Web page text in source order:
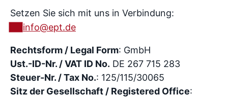
Setzen Sie sich mit uns in Verbindung:
info@ept.de
Rechtsform / Legal Form: GmbH
Ust.-ID-Nr. / VAT ID No. DE 267 715 283
Steuer-Nr. / Tax No.: 125/115/30065
Sitz der Gesellschaft / Registered Office: